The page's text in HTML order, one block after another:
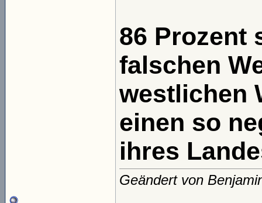
86 Prozent
falschen
westlichen
einen so
ihres
Geändert von